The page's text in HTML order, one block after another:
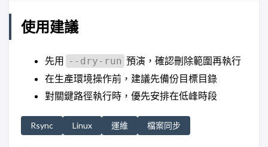
使用建議
先用 --dry-run 預演，確認刪除範圍再執行
在生產環境操作前，建議先備份目標目錄
對關鍵路徑執行時，優先安排在低峰時段
Rsync Linux 運維 檔案同步